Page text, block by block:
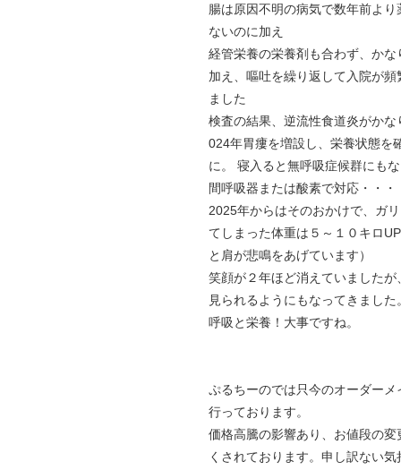
腸は原因不明の病気で数年前より
ないのに加え
経管栄養の栄養剤も合わず、かな
加え、嘔吐を繰り返して入院が頻
ました
検査の結果、逆流性食道炎がかな
024年胃瘻を増設し、栄養状態を
に。 寝入ると無呼吸症候群にも
間呼吸器または酸素で対応・・・
2025年からはそのおかけで、ガ
てしまった体重は５～１０キロ
と肩が悲鳴をあげています）
笑顔が２年ほど消えていましたが
見られるようにもなってきました
呼吸と栄養！大事ですね。
ぷるちーのでは只今のオーダーメ
行っております。
価格高騰の影響あり、お値段の変
くされております。申し訳ない気